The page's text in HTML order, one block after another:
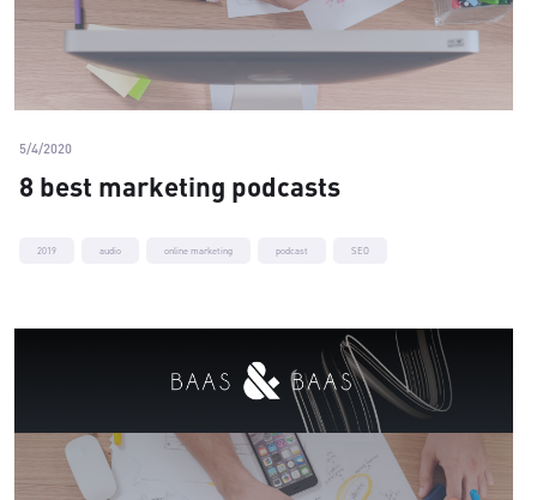
2019 audio online marketing podcast SEO
5/4/2020
8 best marketing podcasts